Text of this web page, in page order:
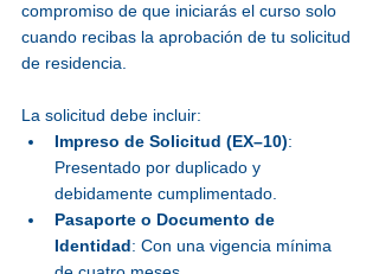
compromiso de que iniciarás el curso solo
cuando recibas la aprobación de tu solicitud
de residencia.
La solicitud debe incluir:
Impreso de Solicitud (EX–10):
Presentado por duplicado y
debidamente cumplimentado.
Pasaporte o Documento de
Identidad: Con una vigencia mínima